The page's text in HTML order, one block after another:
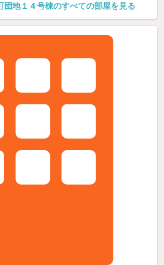
団地１４号棟のすべての部屋を見る